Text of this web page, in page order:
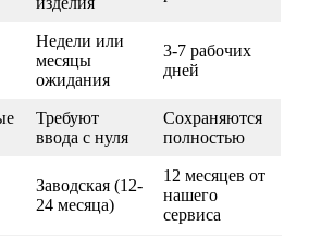
Недели или
месяцы
ожидания
3-7 рабочих
дней
Требуют
ввода с нуля
Сохраняются
полностью
Заводская (12-
24 месяца)
12 месяцев от
нашего
сервиса